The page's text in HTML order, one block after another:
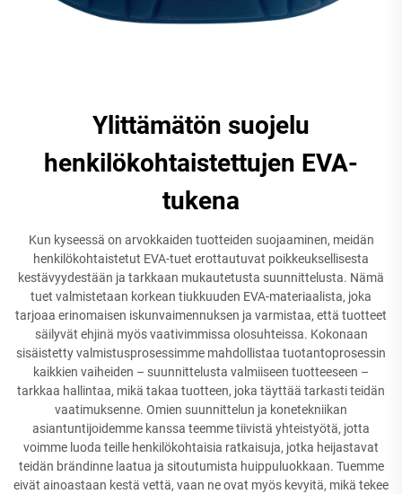
Ylittämätön suojelu
henkilökohtaistettujen EVA-
tukena
Kun kyseessä on arvokkaiden tuotteiden suojaaminen, meidän
henkilökohtaistetut EVA-tuet erottautuvat poikkeuksellisesta
kestävyydestään ja tarkkaan mukautetusta suunnittelusta. Nämä
tuet valmistetaan korkean tiukkuuden EVA-materiaalista, joka
tarjoaa erinomaisen iskunvaimennuksen ja varmistaa, että tuotteet
säilyvät ehjinä myös vaativimmissa olosuhteissa. Kokonaan
sisäistetty valmistusprosessimme mahdollistaa tuotantoprosessin
kaikkien vaiheiden – suunnittelusta valmiiseen tuotteeseen –
tarkkaa hallintaa, mikä takaa tuotteen, joka täyttää tarkasti teidän
vaatimuksenne. Omien suunnittelun ja konetekniikan
asiantuntijoidemme kanssa teemme tiivistä yhteistyötä, jotta
voimme luoda teille henkilökohtaisia ratkaisuja, jotka heijastavat
teidän brändinne laatua ja sitoutumista huippuluokkaan. Tuemme
eivät ainoastaan kestä vettä, vaan ne ovat myös kevyitä, mikä tekee